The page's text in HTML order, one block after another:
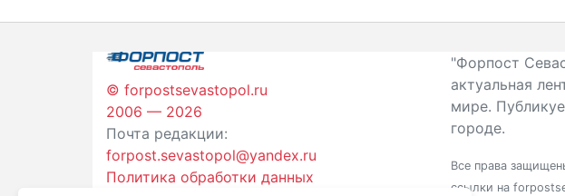
© forpostsevastopol.ru
2006 — 2026
Почта редакции:
forpost.sevastopol@yandex.ru
Политика обработки данных
"Форпост
актуальная
мире.
городе.
Все права
ссылки на